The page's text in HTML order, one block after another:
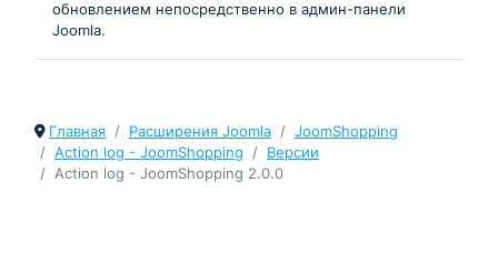
обновлением непосредственно в админ-панели
Joomla.
Главная Расширения Joomla
JoomShopping
Action log - JoomShopping
Версии
Action log - JoomShopping 2.0.0